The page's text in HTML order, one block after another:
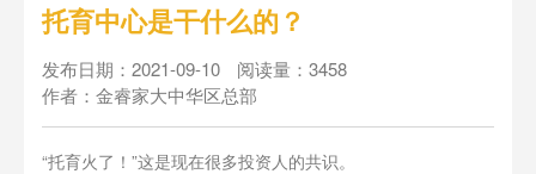
托育中心是干什么的？
发布日期：2021-09-10
阅读量：3458
作者：金睿家大中华区总部
“托育火了！”这是现在很多投资人的共识。